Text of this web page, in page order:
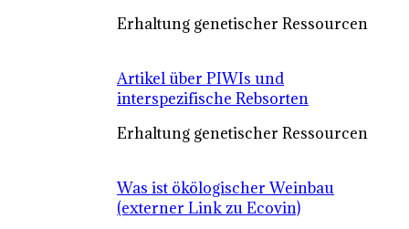
Erhaltung genetischer Ressourcen
Artikel über PIWIs und
interspezifische Rebsorten
Erhaltung genetischer Ressourcen
Was ist ökölogischer Weinbau
(externer Link zu Ecovin)